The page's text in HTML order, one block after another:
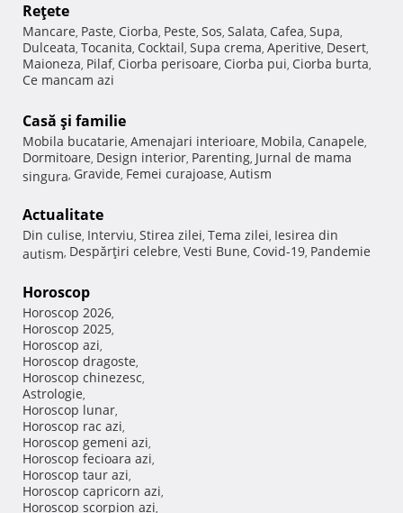
Reţete
Mancare, Paste, Ciorba, Peste, Sos, Salata, Cafea, Supa,
Dulceata, Tocanita, Cocktail, Supa crema, Aperitive, Desert,
Maioneza, Pilaf, Ciorba perisoare, Ciorba pui, Ciorba burta,
Ce mancam azi
Casă şi familie
Mobila bucatarie, Amenajari interioare, Mobila, Canapele,
Dormitoare, Design interior, Parenting, Jurnal de mama
singura, Gravide, Femei curajoase, Autism
Actualitate
Din culise, Interviu, Stirea zilei, Tema zilei, Iesirea din
autism, Despărţiri celebre, Vesti Bune, Covid-19, Pandemie
Horoscop
Horoscop 2026,
Horoscop 2025,
Horoscop azi,
Horoscop dragoste,
Horoscop chinezesc,
Astrologie,
Horoscop lunar,
Horoscop rac azi,
Horoscop gemeni azi,
Horoscop fecioara azi,
Horoscop taur azi,
Horoscop capricorn azi,
Horoscop scorpion azi,